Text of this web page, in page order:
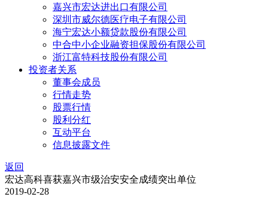
嘉兴市宏达进出口有限公司
深圳市威尔德医疗电子有限公司
海宁宏达小额贷款股份有限公司
中合中小企业融资担保股份有限公司
浙江富特科技股份有限公司
投资者关系
董事会成员
行情走势
股票行情
股利分红
互动平台
信息披露文件
返回
宏达高科喜获嘉兴市级治安安全成绩突出单位
2019-02-28